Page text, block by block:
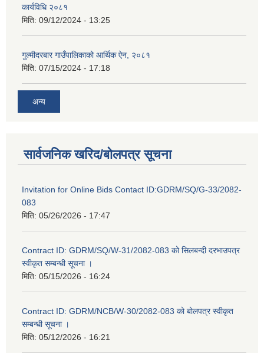
कार्यविधि २०८१
मिति: 09/12/2024 - 13:25
गुल्मीदरबार गाउँपालिकाको आर्थिक ऐन, २०८१
मिति: 07/15/2024 - 17:18
अन्य
सार्वजनिक खरिद/बोलपत्र सूचना
Invitation for Online Bids Contact ID:GDRM/SQ/G-33/2082-
083
मिति: 05/26/2026 - 17:47
Contract ID: GDRM/SQ/W-31/2082-083 को सिलबन्दी दरभाउपत्र
स्वीकृत सम्बन्धी सूचना ।
मिति: 05/15/2026 - 16:24
Contract ID: GDRM/NCB/W-30/2082-083 को बोलपत्र स्वीकृत
सम्बन्धी सूचना ।
मिति: 05/12/2026 - 16:21